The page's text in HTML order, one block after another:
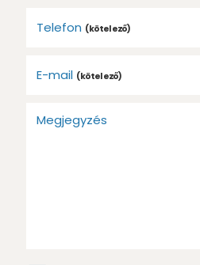
Telefon (kötelező)
E-mail (kötelező)
Megjegyzés